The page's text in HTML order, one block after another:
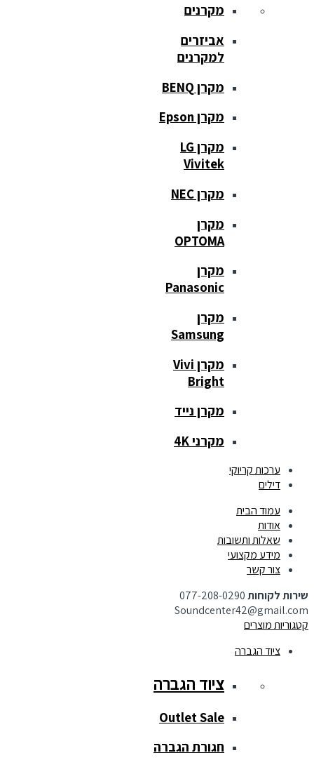
מקרנים
אביזרים
למקרנים
מקרן BENQ
מקרן Epson
מקרן LG
Vivitek
מקרן NEC
מקרן
OPTOMA
מקרן
Panasonic
מקרן
Samsung
מקרן Vivi
Bright
מקרן נייד
מקרני 4K
ערכות קריוקי
דילים
עמוד הבית
אודות
שאלות ותשובות
מידע מקצועי
צור קשר
שירות לקוחות077-208-0290
Soundcenter42@gmail.com
קטגוריות מוצרים
ציוד הגברה
ציוד הגברה
Outlet Sale
חגורת הגברה